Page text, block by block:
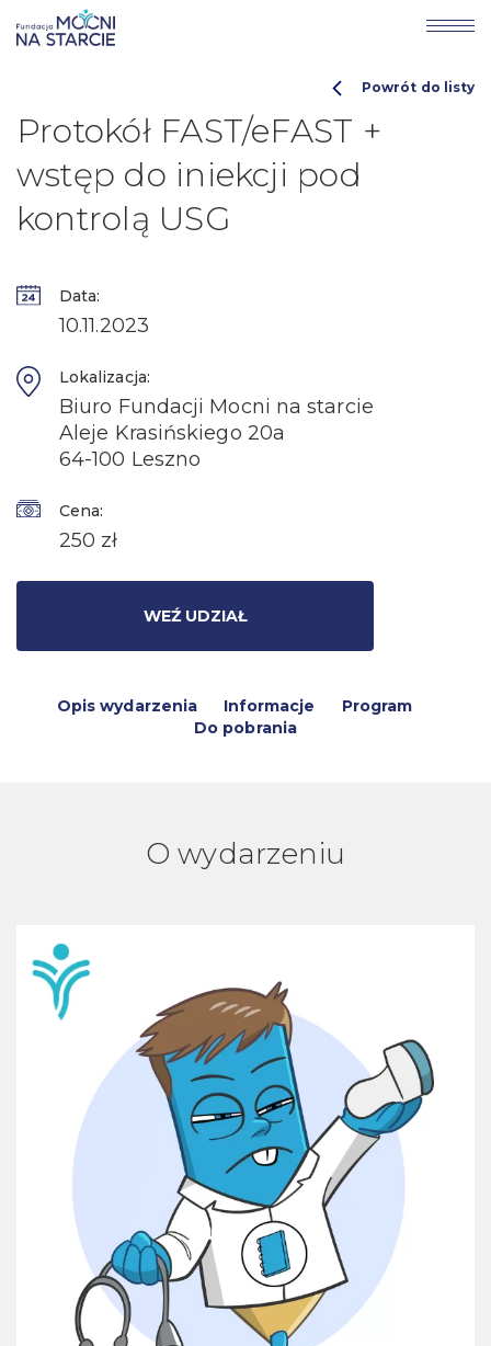
Protokół FAST/eFAST +
wstęp do iniekcji pod
kontrolą USG
Powrót do listy
Data:
10.11.2023
Lokalizacja:
Biuro Fundacji Mocni na starcie
Aleje Krasińskiego 20a
64-100 Leszno
Cena:
250 zł
WEŹ UDZIAŁ
Opis wydarzenia Informacje
Program
Do pobrania
O wydarzeniu